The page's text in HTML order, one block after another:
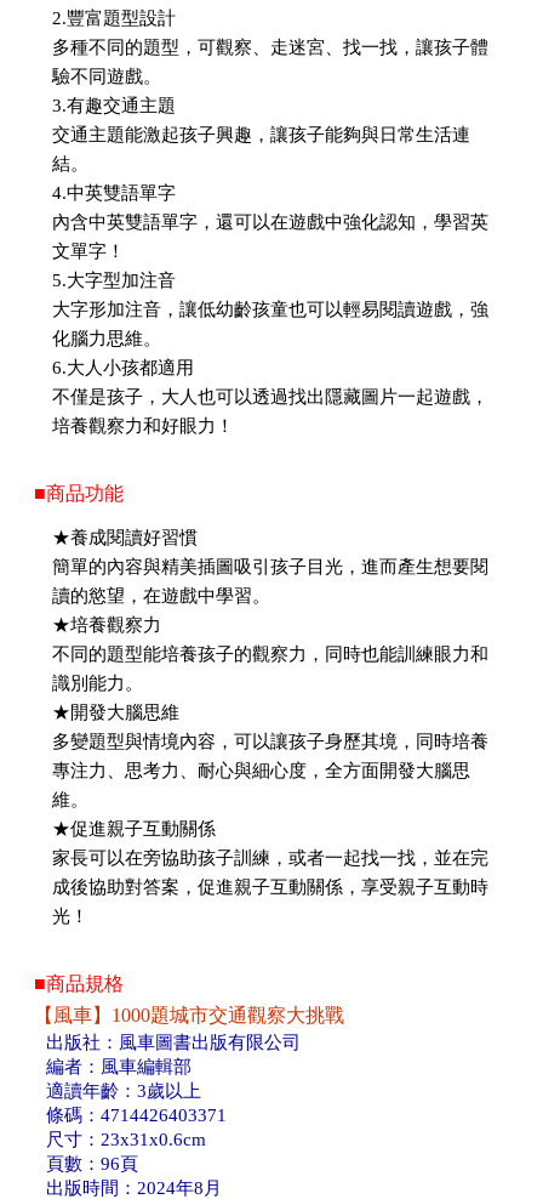
2.豐富題型設計
多種不同的題型，可觀察、走迷宮、找一找，讓孩子體
驗不同遊戲。
3.有趣交通主題
交通主題能激起孩子興趣，讓孩子能夠與日常生活連
結。
4.中英雙語單字
內含中英雙語單字，還可以在遊戲中強化認知，學習英
文單字！
5.大字型加注音
大字形加注音，讓低幼齡孩童也可以輕易閱讀遊戲，強
化腦力思維。
6.大人小孩都適用
不僅是孩子，大人也可以透過找出隱藏圖片一起遊戲，
培養觀察力和好眼力！
■商品功能
★養成閱讀好習慣
簡單的內容與精美插圖吸引孩子目光，進而產生想要閱
讀的慾望，在遊戲中學習。
★培養觀察力
不同的題型能培養孩子的觀察力，同時也能訓練眼力和
識別能力。
★開發大腦思維
多變題型與情境內容，可以讓孩子身歷其境，同時培養
專注力、思考力、耐心與細心度，全方面開發大腦思
維。
★促進親子互動關係
家長可以在旁協助孩子訓練，或者一起找一找，並在完
成後協助對答案，促進親子互動關係，享受親子互動時
光！
■商品規格
【風車】1000題城市交通觀察大挑戰
出版社：風車圖書出版有限公司
編者：風車編輯部
適讀年齡：3歲以上
條碼：4714426403371
尺寸：23x31x0.6cm
頁數：96頁
出版時間：2024年8月